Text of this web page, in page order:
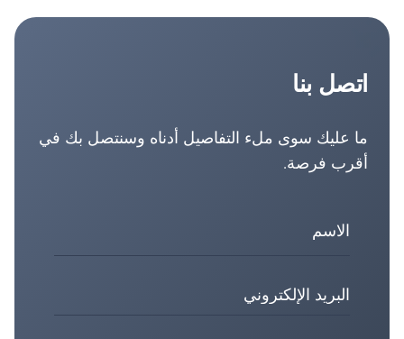
اتصل بنا
ما عليك سوى ملء التفاصيل أدناه وسنتصل بك في
أقرب فرصة.